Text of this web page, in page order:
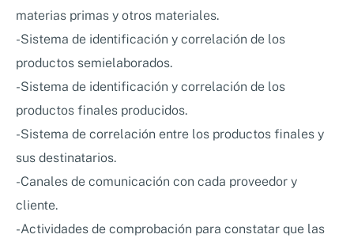
materias primas y otros materiales.
-Sistema de identificación y correlación de los
productos semielaborados.
-Sistema de identificación y correlación de los
productos finales producidos.
-Sistema de correlación entre los productos finales y
sus destinatarios.
-Canales de comunicación con cada proveedor y
cliente.
-Actividades de comprobación para constatar que las